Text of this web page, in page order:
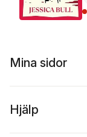
Mina sidor
Hjälp